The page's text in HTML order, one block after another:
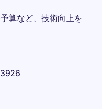
算など、技術向上を